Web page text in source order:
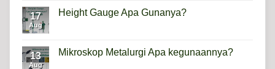
Apa
itu
17
Aug
Height Gauge Apa Gunanya?
Height
Gauge
13
Aug
Mikroskop Metalurgi Apa kegunaannya?